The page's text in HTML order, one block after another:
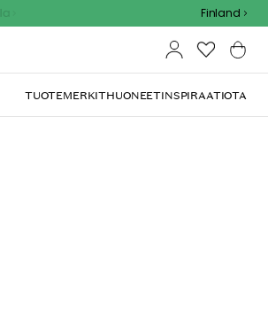
Finland
TUOTEMERKITHUONEETINSPIRAATIOTA